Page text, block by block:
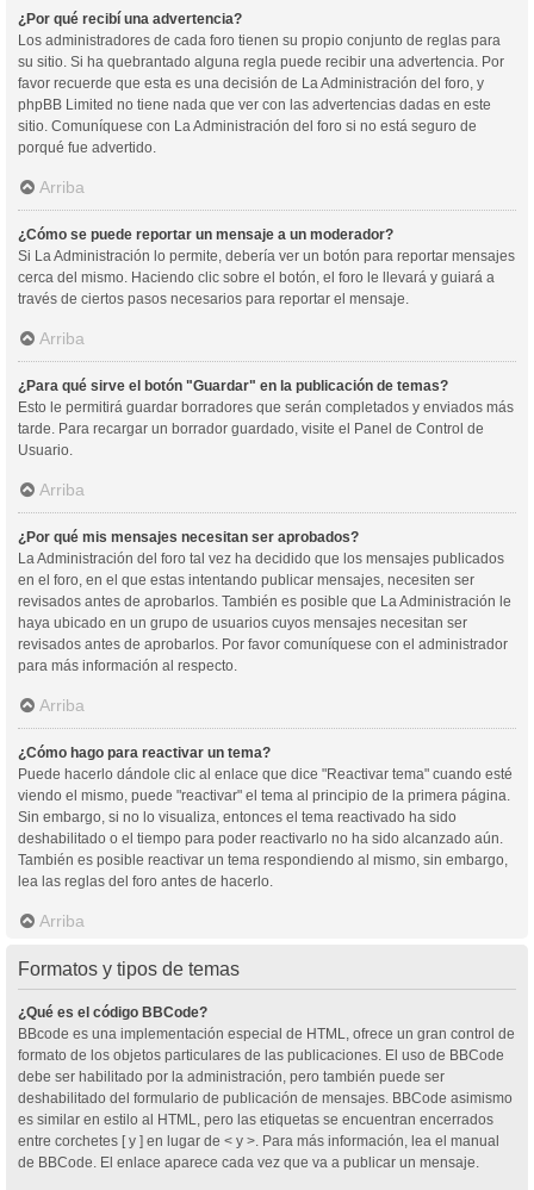
¿Por qué recibí una advertencia?
Los administradores de cada foro tienen su propio conjunto de reglas para
su sitio. Si ha quebrantado alguna regla puede recibir una advertencia. Por
favor recuerde que esta es una decisión de La Administración del foro, y
phpBB Limited no tiene nada que ver con las advertencias dadas en este
sitio. Comuníquese con La Administración del foro si no está seguro de
porqué fue advertido.
Arriba
¿Cómo se puede reportar un mensaje a un moderador?
Si La Administración lo permite, debería ver un botón para reportar mensajes
cerca del mismo. Haciendo clic sobre el botón, el foro le llevará y guiará a
través de ciertos pasos necesarios para reportar el mensaje.
Arriba
¿Para qué sirve el botón "Guardar" en la publicación de temas?
Esto le permitirá guardar borradores que serán completados y enviados más
tarde. Para recargar un borrador guardado, visite el Panel de Control de
Usuario.
Arriba
¿Por qué mis mensajes necesitan ser aprobados?
La Administración del foro tal vez ha decidido que los mensajes publicados
en el foro, en el que estas intentando publicar mensajes, necesiten ser
revisados antes de aprobarlos. También es posible que La Administración le
haya ubicado en un grupo de usuarios cuyos mensajes necesitan ser
revisados antes de aprobarlos. Por favor comuníquese con el administrador
para más información al respecto.
Arriba
¿Cómo hago para reactivar un tema?
Puede hacerlo dándole clic al enlace que dice "Reactivar tema" cuando esté
viendo el mismo, puede "reactivar" el tema al principio de la primera página.
Sin embargo, si no lo visualiza, entonces el tema reactivado ha sido
deshabilitado o el tiempo para poder reactivarlo no ha sido alcanzado aún.
También es posible reactivar un tema respondiendo al mismo, sin embargo,
lea las reglas del foro antes de hacerlo.
Arriba
Formatos y tipos de temas
¿Qué es el código BBCode?
BBcode es una implementación especial de HTML, ofrece un gran control de
formato de los objetos particulares de las publicaciones. El uso de BBCode
debe ser habilitado por la administración, pero también puede ser
deshabilitado del formulario de publicación de mensajes. BBCode asimismo
es similar en estilo al HTML, pero las etiquetas se encuentran encerrados
entre corchetes [ y ] en lugar de < y >. Para más información, lea el manual
de BBCode. El enlace aparece cada vez que va a publicar un mensaje.